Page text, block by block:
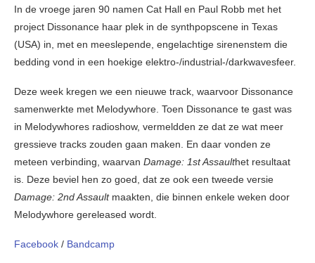
In de vroege jaren 90 namen Cat Hall en Paul Robb met het
project Dissonance haar plek in de synthpopscene in Texas
(USA) in, met en meeslepende, engelachtige sirenenstem die
bedding vond in een hoekige elektro-/industrial-/darkwavesfeer.
Deze week kregen we een nieuwe track, waarvoor Dissonance
samenwerkte met Melodywhore. Toen Dissonance te gast was
in Melodywhores radioshow, vermeldden ze dat ze wat meer
gressieve tracks zouden gaan maken. En daar vonden ze
meteen verbinding, waarvan Damage: 1st Assaulthet resultaat
is. Deze beviel hen zo goed, dat ze ook een tweede versie
Damage: 2nd Assaultmaakten, die binnen enkele weken door
Melodywhore gereleased wordt.
Facebook / Bandcamp